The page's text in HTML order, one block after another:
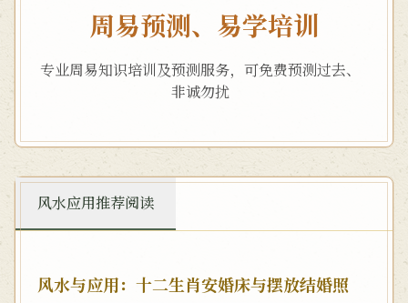
周易预测、易学培训
专业周易知识培训及预测服务，可免费预测过去、
非诚勿扰
风水应用推荐阅读
风水与应用：十二生肖安婚床与摆放结婚照